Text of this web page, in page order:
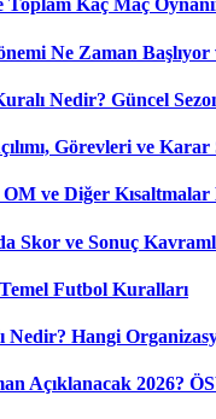
Kaç Maç
Ne Zaman Başlıyor
Nedir? Güncel
Görevleri ve Karar
ve Diğer Kısaltmalar
Skor ve Sonuç
Futbol Kuralları
Nedir? Hangi
Açıklanacak 2026?